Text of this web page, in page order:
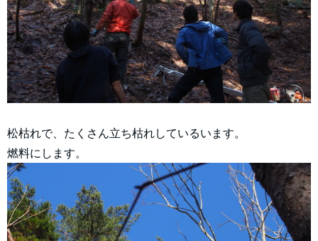
松枯れで、たくさん立ち枯れしているいます。
燃料にします。